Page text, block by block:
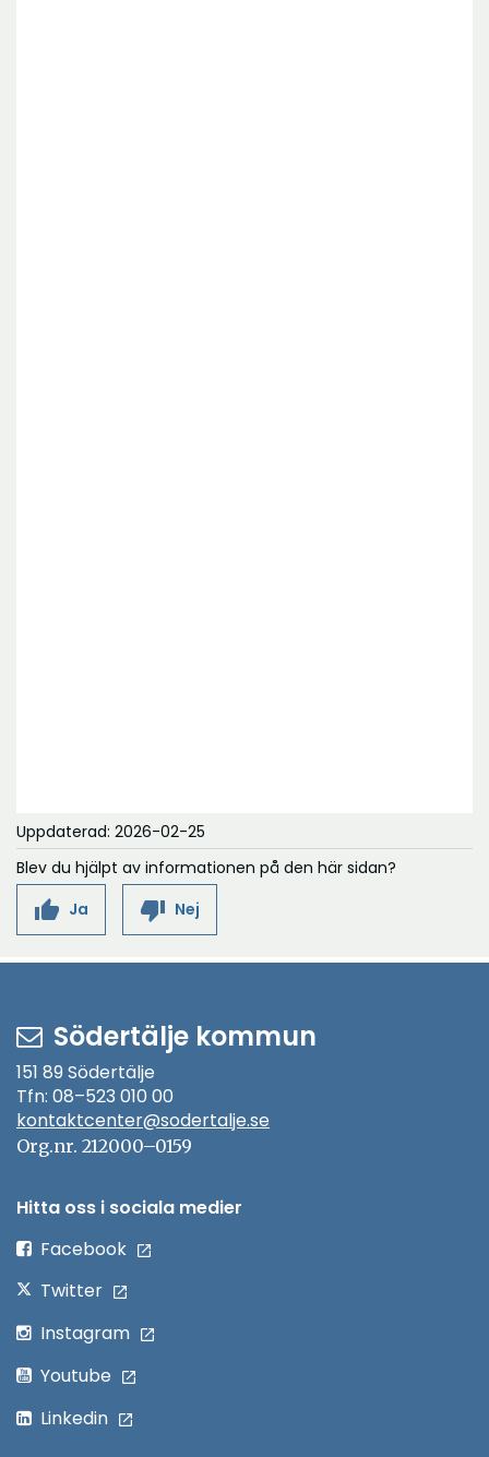
Uppdaterad: 2026-02-25
Blev du hjälpt av informationen på den här sidan?
thumb_up Ja thumb_down Nej
Södertälje kommun
151 89 Södertälje
Tfn: 08–523 010 00
kontaktcenter@sodertalje.se
Org.nr. 212000–0159
Hitta oss i sociala medier
FacebookÖppna
fönster
TwitterÖppna
fönster
InstagramÖppna
nytt
fönster
Youtube Öppna
nytt
LinkedinÖppna